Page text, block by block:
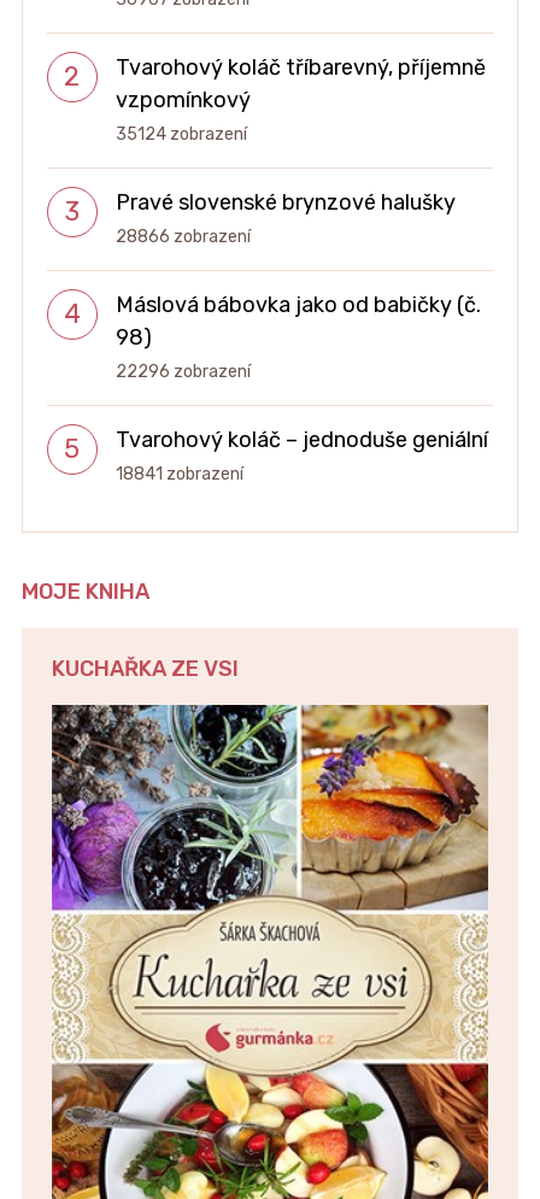
Tvarohový koláč tříbarevný, příjemně
vzpomínkový
35124 zobrazení
Pravé slovenské brynzové halušky
28866 zobrazení
Máslová bábovka jako od babičky (č.
98)
22296 zobrazení
Tvarohový koláč – jednoduše geniální
18841 zobrazení
MOJE KNIHA
KUCHAŘKA ZE VSI